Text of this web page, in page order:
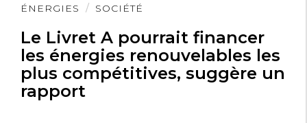
ÉNERGIES SOCIÉTÉ
Le Livret A pourrait financer
les énergies renouvelables les
plus compétitives, suggère un
rapport
Lire